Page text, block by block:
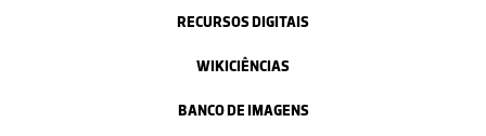
RECURSOS DIGITAIS
WIKICIÊNCIAS
BANCO DE IMAGENS